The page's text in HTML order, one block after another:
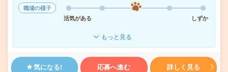
職場の様子
活気がある
しずか
もっと見る
気になる! 応募へ進む 詳しく見る